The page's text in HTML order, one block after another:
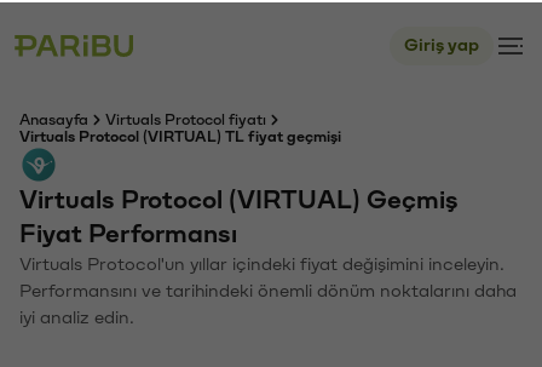
Giriş yap
Anasayfa
Virtuals Protocol fiyatı
Virtuals Protocol (VIRTUAL) TL fiyat geçmişi
Virtuals Protocol (VIRTUAL) Geçmiş
Fiyat Performansı
Virtuals Protocol'un yıllar içindeki fiyat değişimini inceleyin.
Performansını ve tarihindeki önemli dönüm noktalarını daha
iyi analiz edin.